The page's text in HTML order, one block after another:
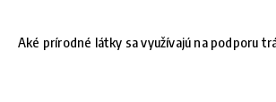
Aké prírodné látky sa využívajú na podporu